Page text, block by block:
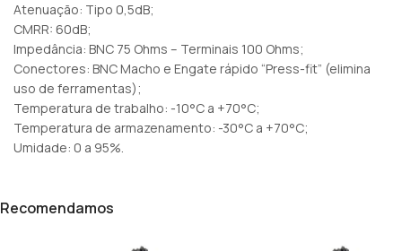
Atenuação: Tipo 0,5dB;
CMRR: 60dB;
Impedância: BNC 75 Ohms – Terminais 100 Ohms;
Conectores: BNC Macho e Engate rápido “Press-fit” (elimina
uso de ferramentas);
Temperatura de trabalho: -10°C a +70°C;
Temperatura de armazenamento: -30°C a +70°C;
Umidade: 0 a 95%.
Recomendamos